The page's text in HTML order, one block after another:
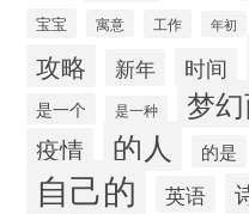
宝宝 寓意 工作 年初
攻略 新年 时间
是一个 是一种 梦
疫情 的人 的是
自己的 英语